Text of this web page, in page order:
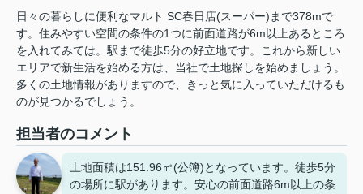
日々の暮らしに便利なマルト SC春日店(スーパー)まで378mで
す。住みやすい空間の条件の1つに前面道路が6m以上あるところ
を入れてみては。駅まで徒歩5分の好立地です。これから新しい
エリアで新生活を始める方は、当社で土地探しを始めましょう。
多くの土地情報がありますので、きっと気に入っていただけるも
のが見つかるでしょう。
担当者のコメント
土地面積は151.96㎡(公簿)となっています。徒歩5分
の場所に駅があります。安心の前面道路6m以上の条